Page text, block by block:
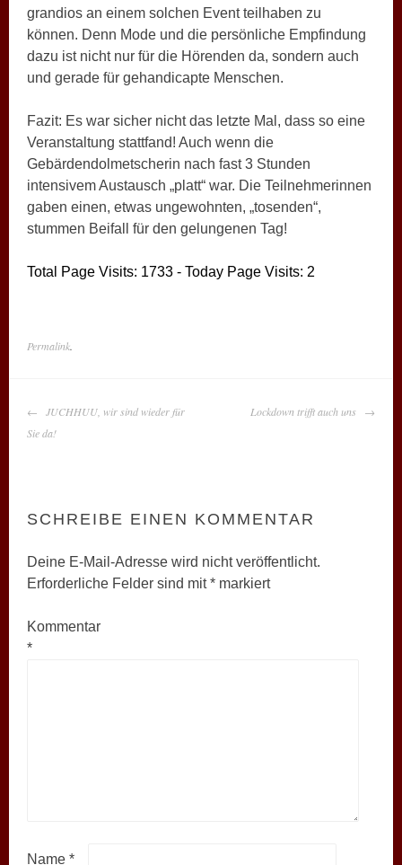
grandios an einem solchen Event teilhaben zu
können. Denn Mode und die persönliche Empfindung
dazu ist nicht nur für die Hörenden da, sondern auch
und gerade für gehandicapte Menschen.
Fazit: Es war sicher nicht das letzte Mal, dass so eine
Veranstaltung stattfand! Auch wenn die
Gebärdendolmetscherin nach fast 3 Stunden
intensivem Austausch „platt“ war. Die Teilnehmerinnen
gaben einen, etwas ungewohnten, „tosenden“,
stummen Beifall für den gelungenen Tag!
Total Page Visits: 1733 - Today Page Visits: 2
Permalink.
BEITRAGS-
NAVIGATION
JUCHHUU, wir sind wieder für
Sie da!
Lockdown trifft auch uns
SCHREIBE EINEN KOMMENTAR
Deine E-Mail-Adresse wird nicht veröffentlicht.
Erforderliche Felder sind mit* markiert
Kommentar
*
Name*